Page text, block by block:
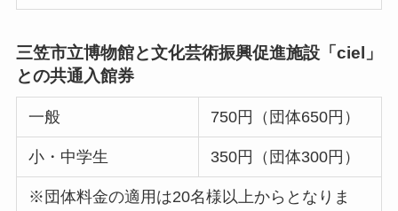
三笠市立博物館と文化芸術振興促進施設「ciel」
との共通入館券
一般 750円（団体650円）
小・中学生 350円（団体300円）
※団体料金の適用は20名様以上からとなりま